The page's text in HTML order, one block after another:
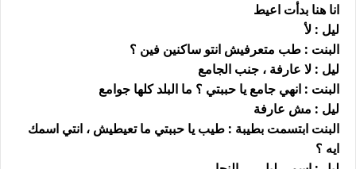
انا هنا بدأت اعيط
ليل : لأ
البنت : طب متعرفيش انتو ساكنين فين ؟
ليل : لا عارفة ، جنب الجامع
البنت : انهي جامع يا حببتي ؟ ما البلد كلها جوامع
ليل : مش عارفة
البنت ابتسمت بطيبة : طيب يا حببتي ما تعيطيش ، انتي اسمك
ايه ؟